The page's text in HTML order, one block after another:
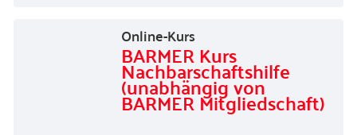
Online-Kurs
BARMER Kurs
Nachbarschaftshilfe
(unabhängig von
BARMER Mitgliedschaft)